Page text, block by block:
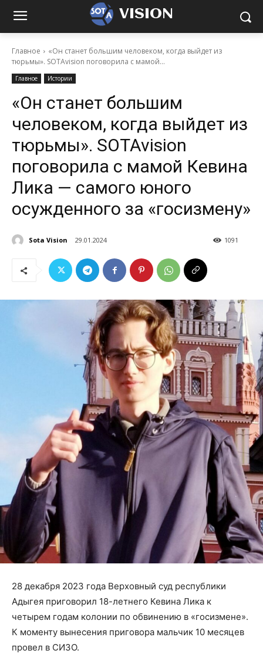
VISION
Главное
«Он станет большим человеком, когда выйдет из
тюрьмы». SOTAvision поговорила с мамой...
Главное Истории
«Он станет большим
человеком, когда выйдет из
тюрьмы». SOTAvision
поговорила с мамой Кевина
Лика — самого юного
осужденного за «госизмену»
Sota Vision 29.01.2024 1091
28 декабря 2023 года Верховный суд республики
Адыгея приговорил 18-летнего Кевина Лика к
четырем годам колонии по обвинению в «госизмене».
К моменту вынесения приговора мальчик 10 месяцев
провел в СИЗО.